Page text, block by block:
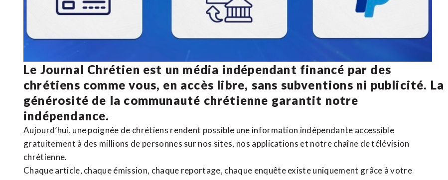
Le Journal Chrétien est un média indépendant financé par des
chrétiens comme vous, en accès libre, sans subventions ni publicité. La
générosité de la communauté chrétienne garantit notre
indépendance.
Aujourd’hui, une poignée de chrétiens rendent possible une information indépendante accessible
gratuitement à des millions de personnes sur nos sites, nos applications et notrechaîne de télévision
chrétienne.
Chaque article, chaque émission, chaque reportage, chaque enquête existe uniquement grâce à votre